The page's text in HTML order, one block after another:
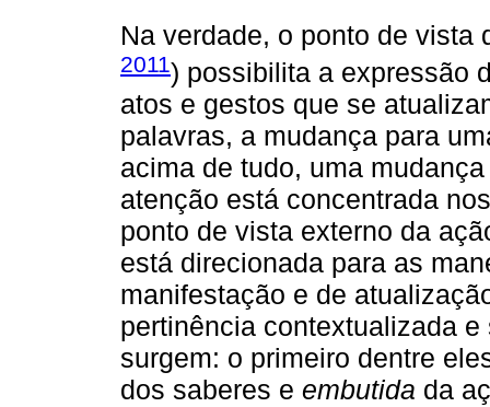
Na verdade, o ponto de vista
2011) possibilita a expressão
atos e gestos que se
palavras, a mudança para
acima de tudo, uma
atenção está concentrada
ponto de vista externo da
está direcionada para as
manifestação e de
pertinência contextualizada
surgem: o primeiro dentre
dos saberes e embutida da